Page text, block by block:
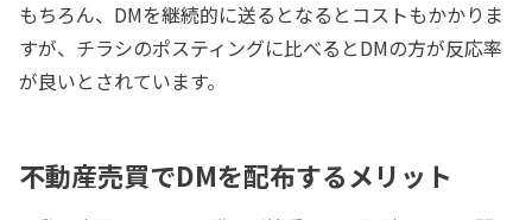
もちろん、DMを継続的に送るとなるとコストもかかりま
すが、チラシのポスティングに比べるとDMの方が反応率
が良いとされています。
不動産売買でDMを配布するメリット